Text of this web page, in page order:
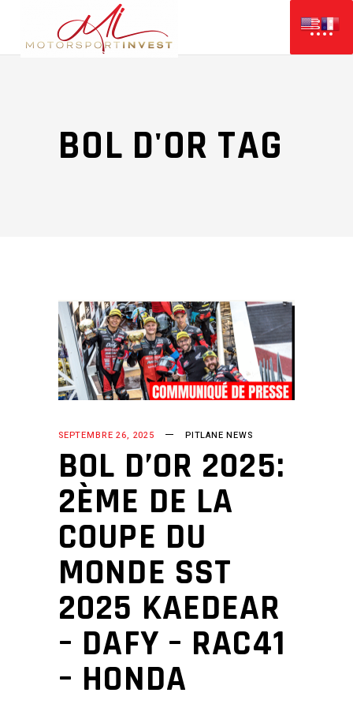
BOL D'OR TAG
SEPTEMBRE 26, 2025 PITLANE NEWS
BOL D’OR 2025:
2ÈME DE LA
COUPE DU
MONDE SST
2025 KAEDEAR
– DAFY – RAC41
– HONDA